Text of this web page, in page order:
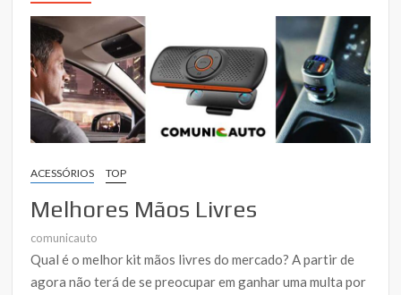
ACESSÓRIOS TOP
Melhores Mãos Livres
comunicauto
Qual é o melhor kit mãos livres do mercado? A partir de
agora não terá de se preocupar em ganhar uma multa por